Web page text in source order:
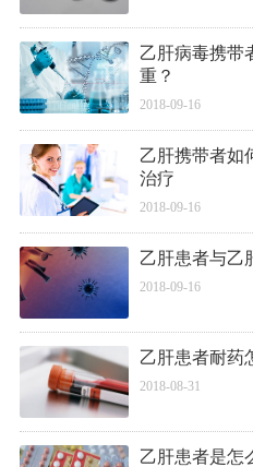
乙肝病毒携带
重？
2018-09-16
乙肝携带者如
治疗
2018-09-16
乙肝患者与乙
2018-09-16
乙肝患者耐药
2018-08-31
乙肝患者是怎